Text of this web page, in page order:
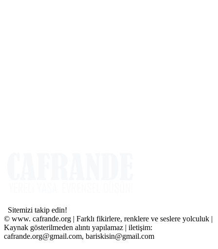
Sitemizi takip edin!
© www. cafrande.org | Farklı fikirlere, renklere ve seslere yolculuk |
Kaynak gösterilmeden alıntı yapılamaz | iletişim:
cafrande.org@gmail.com, bariskisin@gmail.com